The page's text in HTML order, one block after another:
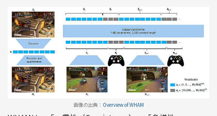
画像の出典： Overview of WHAM